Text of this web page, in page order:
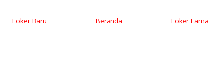
Loker Baru Loker Lama
Beranda